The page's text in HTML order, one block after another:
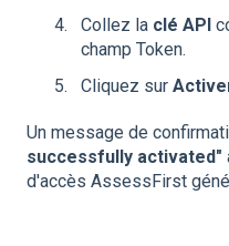
Collez la clé API
champ Token.
Cliquez sur
Un message de
successfully activated"
d'accès AssessFirst